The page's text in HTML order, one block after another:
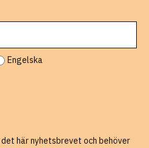
Engelska
det här nyhetsbrevet och behöver